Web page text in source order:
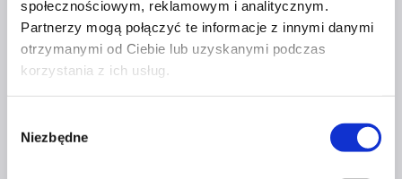
społecznościowym, reklamowym i analitycznym.
Partnerzy mogą połączyć te informacje z innymi danymi
otrzymanymi od Ciebie lub uzyskanymi podczas
korzystania z ich usług.
zgody
Niezbędne
NAWIGACJA
Poprzedni